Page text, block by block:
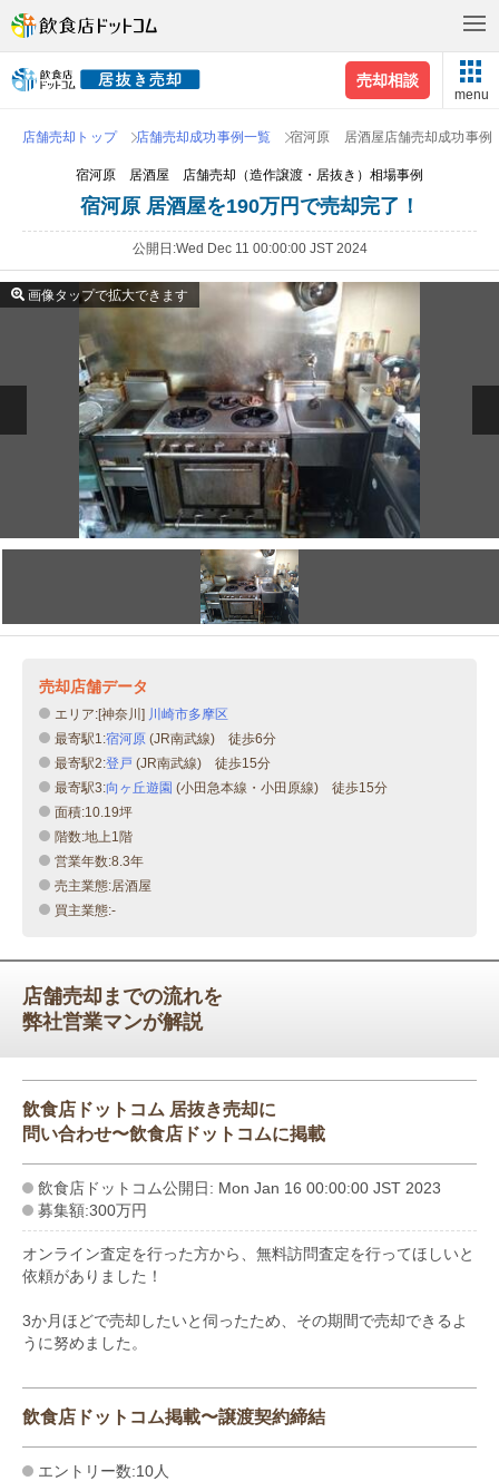
売却相談
menu
店舗売却トップ 店舗売却成功事例一覧 宿河原 居酒屋店舗売却成功事例
宿河原 居酒屋 店舗売却（造作譲渡・居抜き）相場事例
宿河原 居酒屋を190万円で売却完了！
公開日 Wed Dec 11 00:00:00 JST 2024
画像タップで拡大できます
売却店舗データ
エリア:[神奈川] 川崎市多摩区
最寄駅1:宿河原 (JR南武線) 徒歩6分
最寄駅2:登戸 (JR南武線) 徒歩15分
最寄駅3:向ヶ丘遊園 (小田急本線・小田原線) 徒歩15分
面積:10.19坪
階数:地上1階
営業年数:8.3年
売主業態:居酒屋
買主業態:-
店舗売却までの流れを
弊社営業マンが解説
飲食店ドットコム 居抜き売却に
問い合わせ〜飲食店ドットコムに掲載
飲食店ドットコム公開日: Mon Jan 16 00:00:00 JST 2023
募集額:300万円
オンライン査定を行った方から、無料訪問査定を行ってほしいと
依頼がありました！
3か月ほどで売却したいと伺ったため、その期間で売却できるよ
うに努めました。
飲食店ドットコム掲載〜譲渡契約締結
エントリー数:10人